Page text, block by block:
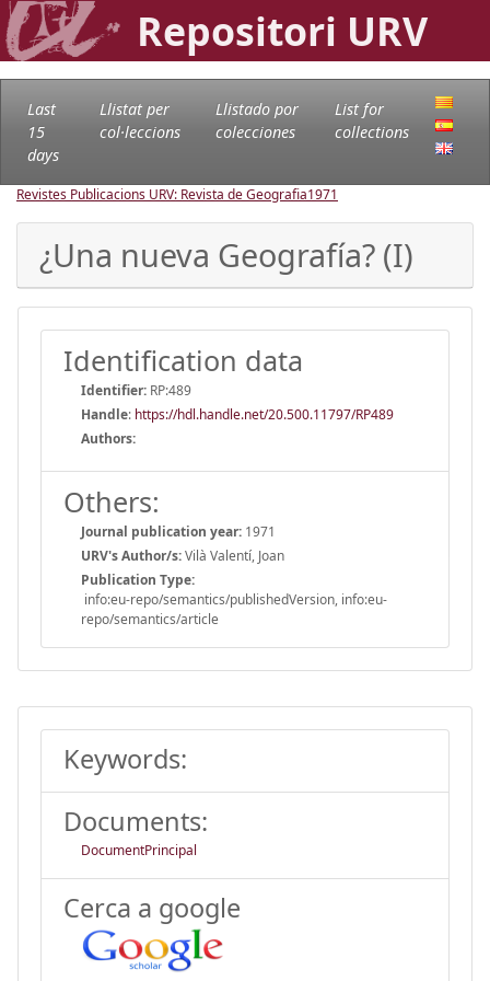
Repositori URV
Last
15
days
Llistat per
col·leccions
Llistado por
colecciones
List for
collections
Revistes Publicacions URV: Revista de Geografia1971
¿Una nueva Geografía? (I)
Identification data
Identifier: RP:489
Handle: https://hdl.handle.net/20.500.11797/RP489
Authors:
Others:
Journal publication year: 1971
URV's Author/s:Vilà Valentí, Joan
Publication Type:
info:eu-repo/semantics/publishedVersion, info:eu-
repo/semantics/article
Keywords:
Documents:
DocumentPrincipal
Cerca a google